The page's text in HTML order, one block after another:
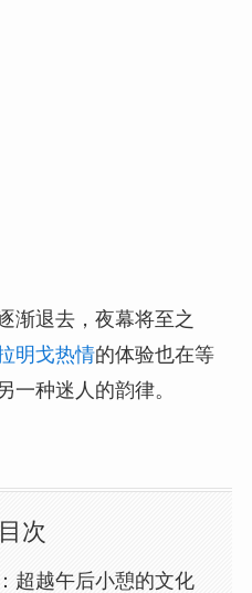
渐退去，夜幕将至之
明戈热情的体验也在等
一种迷人的韵律。
目次
超越午后小憩的文化